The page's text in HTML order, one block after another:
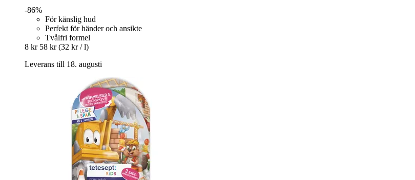
-86%
För känslig hud
Perfekt för händer och ansikte
Tvålfri formel
8 kr 58 kr (32 kr / l)
Leverans till 18. augusti